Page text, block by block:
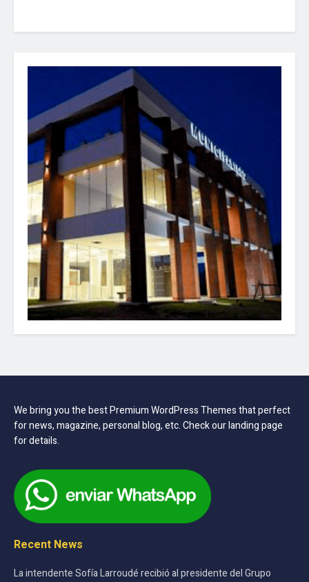
We bring you the best Premium WordPress Themes that perfect
for news, magazine, personal blog, etc. Check our landing page
for details.
Recent News
La intendente Sofía Larroudé recibió al presidente del Grupo